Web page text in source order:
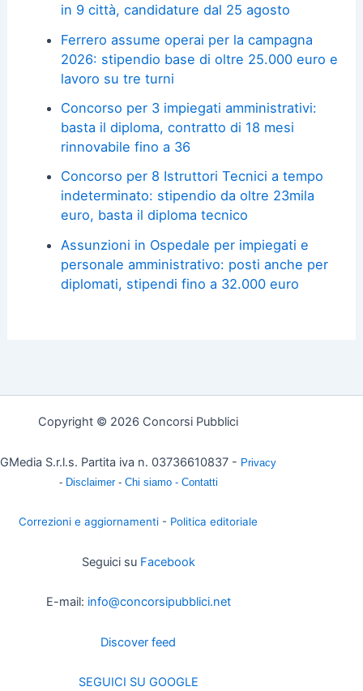
in 9 città, candidature dal 25 agosto
Ferrero assume operai per la campagna
2026: stipendio base di oltre 25.000 euro e
lavoro su tre turni
Concorso per 3 impiegati amministrativi:
basta il diploma, contratto di 18 mesi
rinnovabile fino a 36
Concorso per 8 Istruttori Tecnici a tempo
indeterminato: stipendio da oltre 23mila
euro, basta il diploma tecnico
Assunzioni in Ospedale per impiegati e
personale amministrativo: posti anche per
diplomati, stipendi fino a 32.000 euro
Copyright © 2026 Concorsi Pubblici
GMedia S.r.l.s. Partita iva n. 03736610837 - Privacy
- Disclaimer - Chi siamo - Contatti
Correzioni e aggiornamenti - Politica editoriale
Seguici su Facebook
E-mail: info@concorsipubblici.net
Discover feed
SEGUICI SU GOOGLE